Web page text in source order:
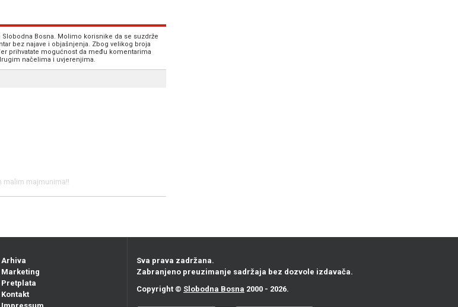
Bosna. Molimo korisnike da se suzdrže
bez najave i objašnjenja. Zbog velikog broja
prihvatate mogućnost da među komentarima
načelima i uvjerenjima.
malim majmunima!!
Arhiva
Marketing
Pretplata
Kontakt
Sva prava zadržana.
Zabranjeno preuzimanje sadržaja bez dozvole izdavača.
Copyright © Slobodna Bosna 2000 - 2026.